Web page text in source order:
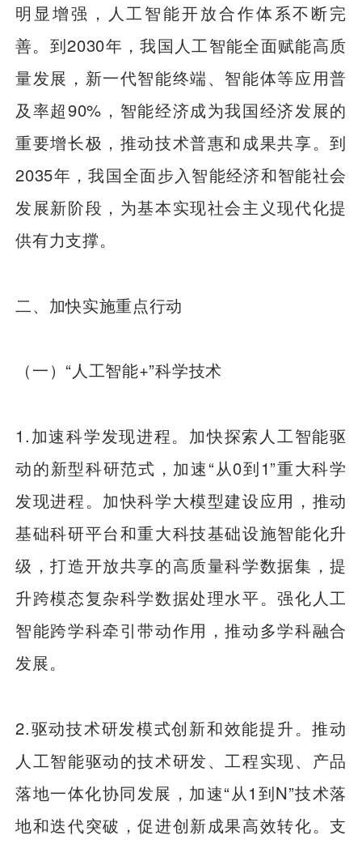
明显增强，人工智能开放合作体系不断完
善。到2030年，我国人工智能全面赋能高质
量发展，新一代智能终端、智能体等应用普
及率超90%，智能经济成为我国经济发展的
重要增长极，推动技术普惠和成果共享。到
2035年，我国全面步入智能经济和智能社会
发展新阶段，为基本实现社会主义现代化提
供有力支撑。
二、加快实施重点行动
（一）“人工智能+”科学技术
1.加速科学发现进程。加快探索人工智能驱
动的新型科研范式，加速“从0到1”重大科学
发现进程。加快科学大模型建设应用，推动
基础科研平台和重大科技基础设施智能化升
级，打造开放共享的高质量科学数据集，提
升跨模态复杂科学数据处理水平。强化人工
智能跨学科牵引带动作用，推动多学科融合
发展。
2.驱动技术研发模式创新和效能提升。推动
人工智能驱动的技术研发、工程实现、产品
落地一体化协同发展，加速“从1到N”技术落
地和迭代突破，促进创新成果高效转化。支